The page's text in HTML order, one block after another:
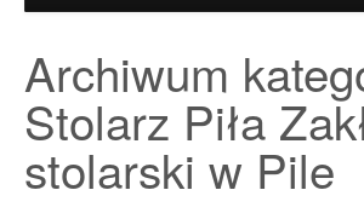
Przykładowa strona
Strona Główna
Archiwum
Stolarz Piła
stolarski w Pile